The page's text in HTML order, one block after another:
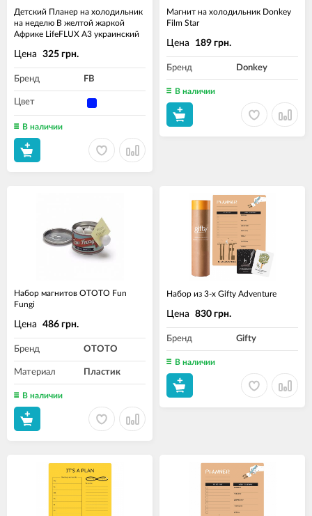
Детский Планер на холодильник
на неделю В желтой жаркой
Африке LifeFLUX А3 украинский
Цена 325 грн.
Бренд FB
Цвет
В наличии
Магнит на холодильник Donkey
Film Star
Цена 189 грн.
Бренд Donkey
В наличии
Набор магнитов OTOTO Fun
Fungi
Цена 486 грн.
Бренд OTOTO
Материал Пластик
В наличии
Набор из 3-х Gifty Adventure
Цена 830 грн.
Бренд Gifty
В наличии